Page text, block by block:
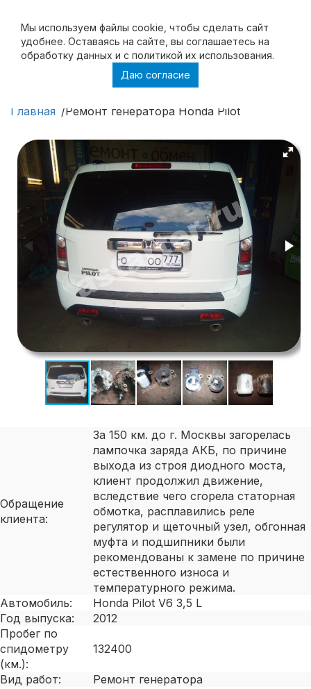
Мы используем файлы cookie, чтобы cделать сайт
удобнее. Оставаясь на сайте, вы соглашаетесь на
обработку данных и с политикой их использования.
Даю согласие
Ремонт генератора Honda Pilot
Главная Ремонт генератора Honda Pilot
Обращение
клиента:
За 150 км. до г. Москвы загорелась
лампочка заряда АКБ, по причине
выхода из строя диодного моста,
клиент продолжил движение,
вследствие чего сгорела статорная
обмотка, расплавились реле
регулятор и щеточный узел, обгонная
муфта и подшипники были
рекомендованы к замене по причине
естественного износа и
температурного режима.
Автомобиль:
Honda Pilot V6 3,5 L
Год выпуска:
2012
Пробег по
спидометру
(км.):
132400
Вид работ:
Ремонт генератора